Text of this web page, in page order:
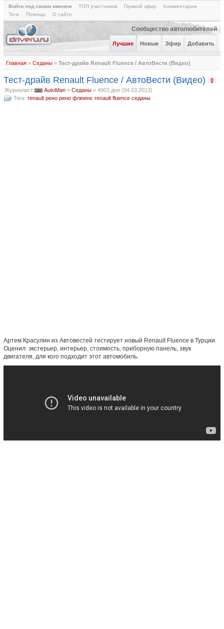
Войти под своим именем ТОП участников Прямой эфир
Комментарии
Теги
Помощь О сайте
Сообщество автолюбителей
Лучшие Новые Эфир Добавить
Главная» Седаны» Тест-драйв Renault Fluence / АвтоВести (Видео)
Тест-драйв Renault Fluence / АвтоВести (Видео) [0
Журналист AutoMan» Седаны» 4903 дня (04.03.2013)
Теги: renault рено рено флюенс renault fluence седаны
Артем Красулин из Автовестей тестирует новый Renault Fluence в Турции.
Оценил: экстерьер, интерьер, стоимость, приборную панель, звук
двигателя, для кого подходит этот автомобиль.